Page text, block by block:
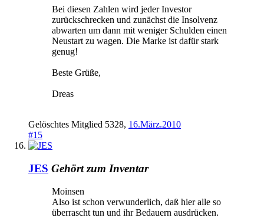
Bei diesen Zahlen wird jeder Investor
zurückschrecken und zunächst die Insolvenz
abwarten um dann mit weniger Schulden einen
Neustart zu wagen. Die Marke ist dafür stark
genug!
Beste Grüße,
Dreas
Gelöschtes Mitglied 5328, 16.März.2010
#15
JES Gehört zum Inventar
Moinsen
Also ist schon verwunderlich, daß hier alle so
überrascht tun und ihr Bedauern ausdrücken.